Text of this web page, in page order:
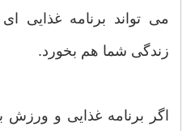
می تواند برنامه غذایی
زندگی شما هم بخورد.
اگر برنامه غذایی و ورزش